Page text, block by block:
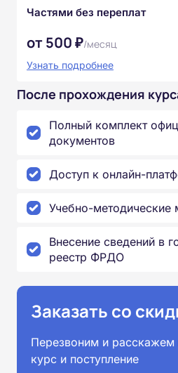
Частями без переплат
от 500 ₽/месяц
Узнать подробнее
После прохождения
Полный комплект
документов
Доступ к онлайн-
Учебно-методические
Внесение сведений в
реестр ФРДО
Заказать со
Перезвоним и расскажем
курс и поступление